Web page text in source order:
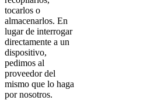
tocarlos o
almacenarlos. En
lugar de interrogar
directamente a un
dispositivo,
pedimos al
proveedor del
mismo que lo haga
por nosotros.